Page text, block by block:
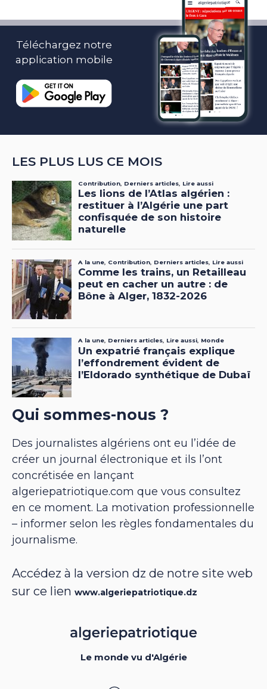
Téléchargez notre
application mobile
LES PLUS LUS CE MOIS
Qui sommes-nous ?
Des journalistes algériens ont eu l’idée de
créer un journal électronique et ils l’ont
concrétisée en lançant
algeriepatriotique.com que vous consultez
en ce moment. La motivation professionnelle
– informer selon les règles fondamentales du
journalisme.
Accédez à la version dz de notre site web
sur ce lien www.algeriepatriotique.dz
Le monde vu d'Algérie